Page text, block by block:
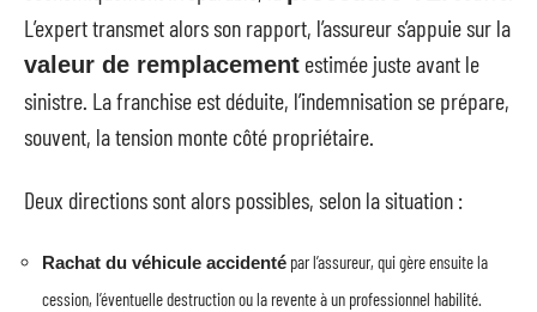
L’expert transmet alors son rapport, l’assureur s’appuie sur la
valeur de remplacement estimée juste avant le
sinistre. La franchise est déduite, l’indemnisation se prépare,
souvent, la tension monte côté propriétaire.
Deux directions sont alors possibles, selon la situation :
Rachat du véhicule accidenté par l’assureur, qui gère ensuite la
cession, l’éventuelle destruction ou la revente à un professionnel habilité.